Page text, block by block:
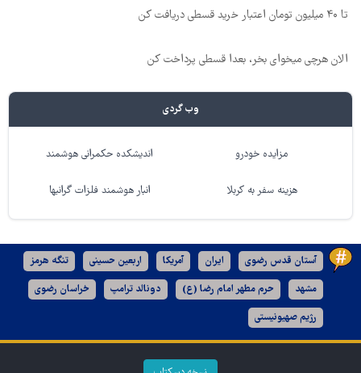
تا ۴۰ میلیون تومان اعتبار خرید قسطی دریافت کن
الان هرچی میخوای بخر، بعدا قسطی پرداخت کن
وب گردی
مزایده خودرو اندیشکده حکمرانی هوشمند
هزینه سفر به کربلا انبار هوشمند فلزات گرانبها
آستان قدس رضوی ایران آمریکا اربعین حسینی تنگه هرمز
مشهد حرم مطهر امام رضا (ع) دونالد ترامپ خراسان رضوی
رژیم صهیونیستی